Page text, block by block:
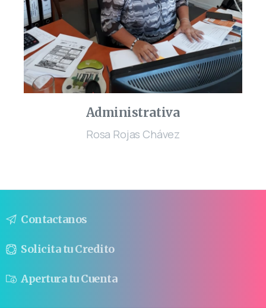
Administrativa
Rosa Rojas Chávez
Contactanos
Solicita tu Credito
Apertura tu Cuenta